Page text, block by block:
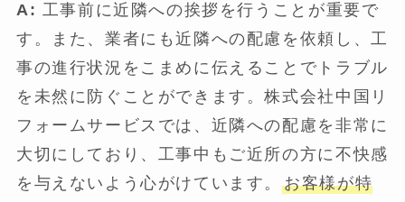
A: 工事前に近隣への挨拶を行うことが重要で
す。また、業者にも近隣への配慮を依頼し、工
事の進行状況をこまめに伝えることでトラブル
を未然に防ぐことができます。株式会社中国リ
フォームサービスでは、近隣への配慮を非常に
大切にしており、工事中もご近所の方に不快感
を与えないよう心がけています。お客様が特